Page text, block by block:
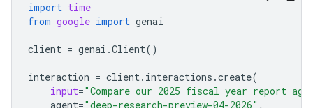
import time
from google import genai
client = genai .Client()
interaction = client. interactions .create(
input="Compare our 2025 fiscal year report
agent="deep-research-preview-04-2026" ,